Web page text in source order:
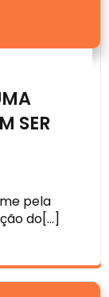
SER
pela
do[…]